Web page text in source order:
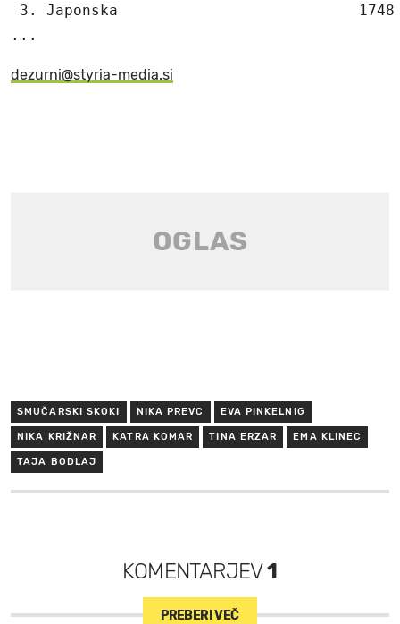
3. Japonska                           1748
...
dezurni@styria-media.si
SMUČARSKI SKOKI NIKA PREVC EVA PINKELNIG
NIKA KRIŽNAR KATRA KOMAR TINA ERZAR EMA KLINEC
TAJA BODLAJ
KOMENTARJEV1
PREBERI VEČ